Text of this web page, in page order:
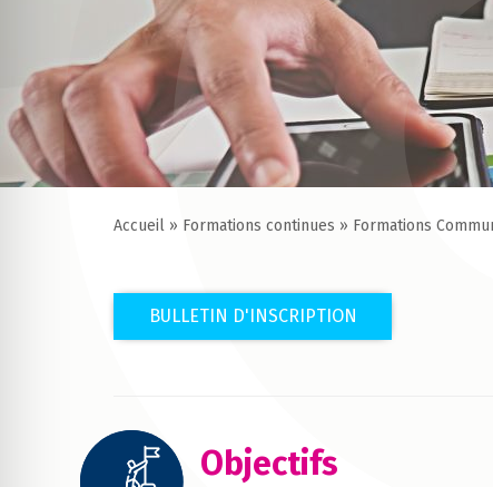
Accueil » Formations continues » Formations
BULLETIN D'INSCRIPTION
Objectifs